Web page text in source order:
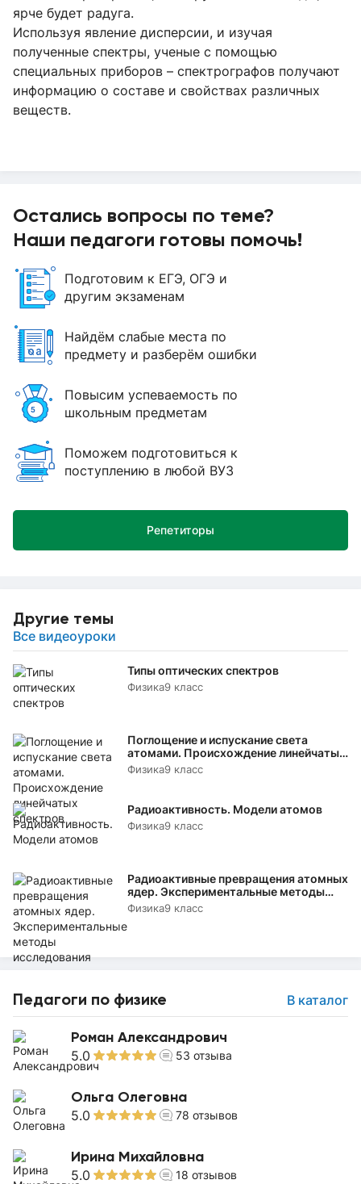
Другие темы
Все видеоуроки
Типы оптических спектров
Физика9 класс
Поглощение и испускание света
атомами. Происхождение линейчатых
спектров
Физика9 класс
Радиоактивность. Модели атомов
Физика9 класс
Радиоактивные превращения атомных
ядер. Экспериментальные методы
исследования частиц
Физика9 класс
Педагоги по физике В каталог
Роман Александрович
5.0 53 отзыва
Ольга Олеговна
5.0 78 отзывов
Ирина Михайловна
5.0 18 отзывов
ярче будет радуга.
Используя явление дисперсии, и изучая
полученные спектры, ученые с помощью
специальных приборов – спектрографов получают
информацию о составе и свойствах различных
веществ.
Остались вопросы по теме?
Наши педагоги готовы помочь!
Подготовим к ЕГЭ, ОГЭ и
другим экзаменам
Найдём слабые места по
предмету и разберём ошибки
Повысим успеваемость по
школьным предметам
Поможем подготовиться к
поступлению в любой ВУЗ
Репетиторы